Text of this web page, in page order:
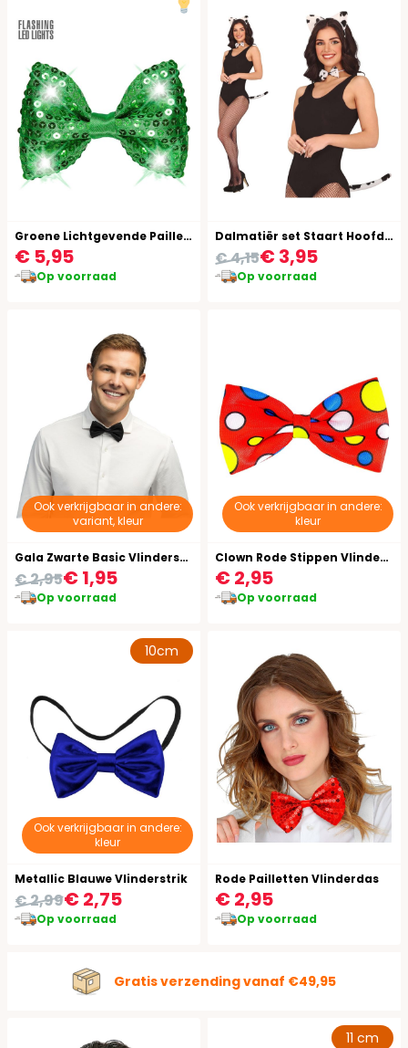
Groene Lichtgevende Pailletten Vlinderstrik
€ 5,95
Op voorraad
Dalmatiër set Staart Hoofdband Vlinderdas Vrouwen
€ 3,95
€ 4,15
Op voorraad
Ook verkrijgbaar in andere:
variant, kleur
Gala Zwarte Basic Vlinderstrik
€ 1,95
€ 2,95
Op voorraad
Ook verkrijgbaar in andere:
kleur
Clown Rode Stippen Vlinderstrik
€ 2,95
Op voorraad
Ook verkrijgbaar in andere:
kleur
10cm
Metallic Blauwe Vlinderstrik
€ 2,75
€ 2,99
Op voorraad
Rode Pailletten Vlinderdas
€ 2,95
Op voorraad
Gratis verzending vanaf €49,95
11 cm